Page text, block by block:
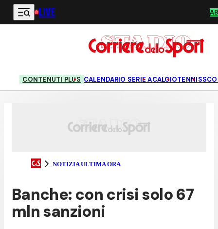
Vai al contenuto principale
LIVE
CONTENUTI PLUS CALENDARIO SERIE ACALCIOTENNIS
NOTIZIA ULTIMA ORA
Banche: con crisi solo 67
mln sanzioni